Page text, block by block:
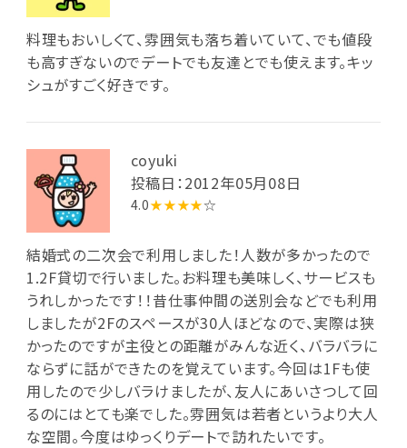
料理もおいしくて、雰囲気も落ち着いていて、でも値段
も高すぎないのでデートでも友達とでも使えます。キッ
シュがすごく好きです。
coyuki
投稿日：2012年05月08日
4.0★★★★☆
結婚式の二次会で利用しました！人数が多かったので
1.2F貸切で行いました。お料理も美味しく、サービスも
うれしかったです！！昔仕事仲間の送別会などでも利用
しましたが2Fのスペースが30人ほどなので、実際は狭
かったのですが主役との距離がみんな近く、バラバラに
ならずに話ができたのを覚えています。今回は1Fも使
用したので少しバラけましたが、友人にあいさつして回
るのにはとても楽でした。雰囲気は若者というより大人
な空間。今度はゆっくりデートで訪れたいです。